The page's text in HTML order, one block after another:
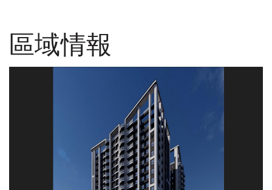
區域情報